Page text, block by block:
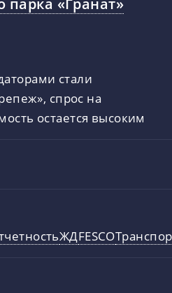
стали
спрос на
остается высоким
ЖДFESCO